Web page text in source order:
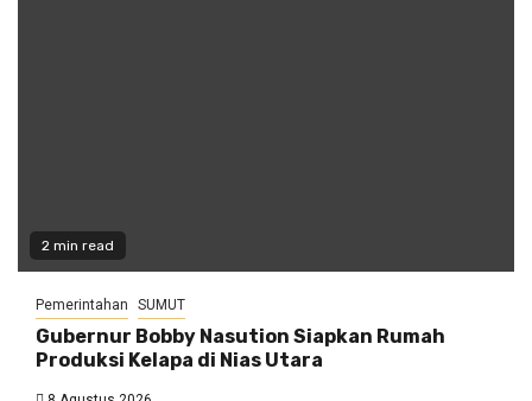
2 min read
Pemerintahan SUMUT
Gubernur Bobby Nasution Siapkan Rumah
Produksi Kelapa di Nias Utara